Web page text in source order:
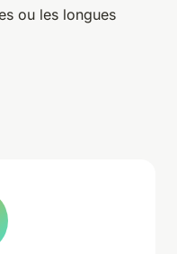
ou les longues